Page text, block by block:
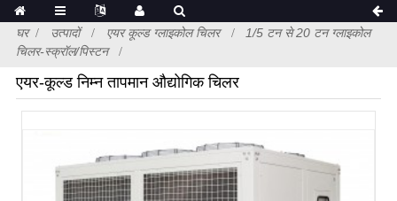
घर उत्पादों एयर कूल्ड ग्लाइकोल चिलर
1/5 टन से 20 टन ग्लाइकोल
चिलर-स्क्रॉल/पिस्टन
एयर-कूल्ड निम्न तापमान औद्योगिक चिलर